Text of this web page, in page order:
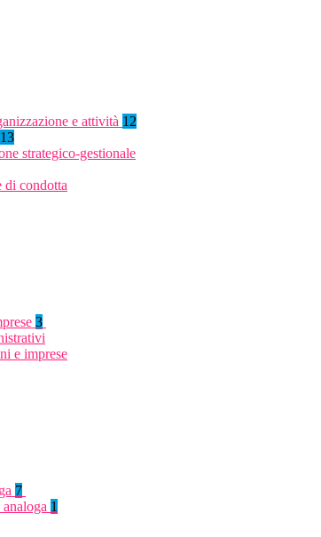
e attività 12
13
strategico-gestionale
di condotta
3
e imprese
7
1